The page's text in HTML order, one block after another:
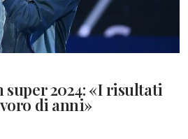
2024: «I risultati
di anni»